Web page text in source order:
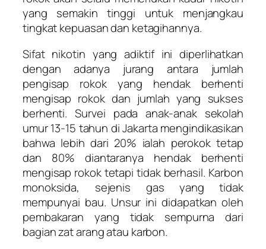
yang semakin tinggi untuk menjangkau
tingkat kepuasan dan ketagihannya.
Sifat nikotin yang adiktif ini diperlihatkan
dengan adanya jurang antara jumlah
pengisap rokok yang hendak berhenti
mengisap rokok dan jumlah yang sukses
berhenti. Survei pada anak-anak sekolah
umur 13-15 tahun di Jakarta mengindikasikan
bahwa lebih dari 20% ialah perokok tetap
dan 80% diantaranya hendak berhenti
mengisap rokok tetapi tidak berhasil. Karbon
monoksida, sejenis gas yang tidak
mempunyai bau. Unsur ini didapatkan oleh
pembakaran yang tidak sempurna dari
bagian zat arang atau karbon.